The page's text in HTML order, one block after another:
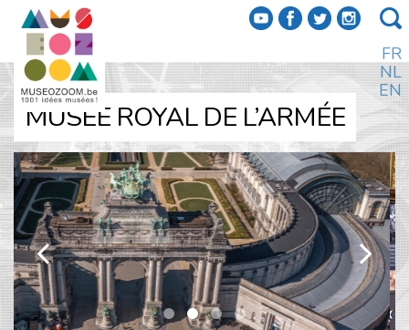
f a b e
FR
NL
EN
MUSÉE ROYAL DE L’ARMÉE
k l